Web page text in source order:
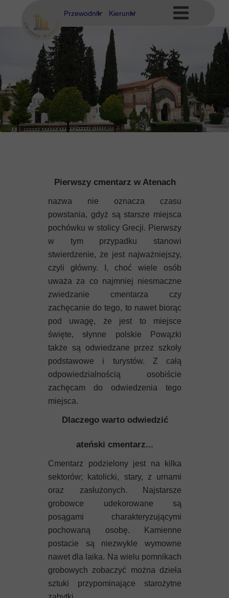
Przewodnik
Eubea
Kos
Rodos
Kierunki
Eubea
Kalimnos
Korfu
Kos
Kreta
Mykeny
Nisyros
Rodos
Samos
Symi
Thasos
Lanzarote
Pierwszy cmentarz w Atenach
nazwa nie oznacza czasu
powstania, gdyż są starsze miejsca
pochówku w stolicy Grecji. Pierwszy
w tym przypadku stanowi
stwierdzenie, że jest najważniejszy,
czyli główny. I, choć wiele osób
uważa za co najmniej niesmaczne
zwiedzanie cmentarza czy
zachęcanie do tego, to nawet biorąc
pod uwagę, że jest to miejsce
święte, słynne polskie Powązki
także są odwiedzane przez szkoły
podstawowe i turystów. Z całą
odpowiedzialnością osobiście
zachęcam do odwiedzenia tego
miejsca.
Dlaczego warto odwiedzić
ateński cmentarz...
Cmentarz podzielony jest na kilka
sektorów; katolicki, stary, z urnami
oraz zasłużonych. Najstarsze
grobowce udekorowane są
posągami charakteryzującymi
pochowaną osobę. Kamienne
postacie są niezwykle wymowne
nawet dla laika. Na wielu pomnikach
grobowych zobaczyć można dzieła
sztuki przypominające starożytne